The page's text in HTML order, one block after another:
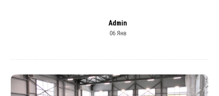
Admin
06 Янв